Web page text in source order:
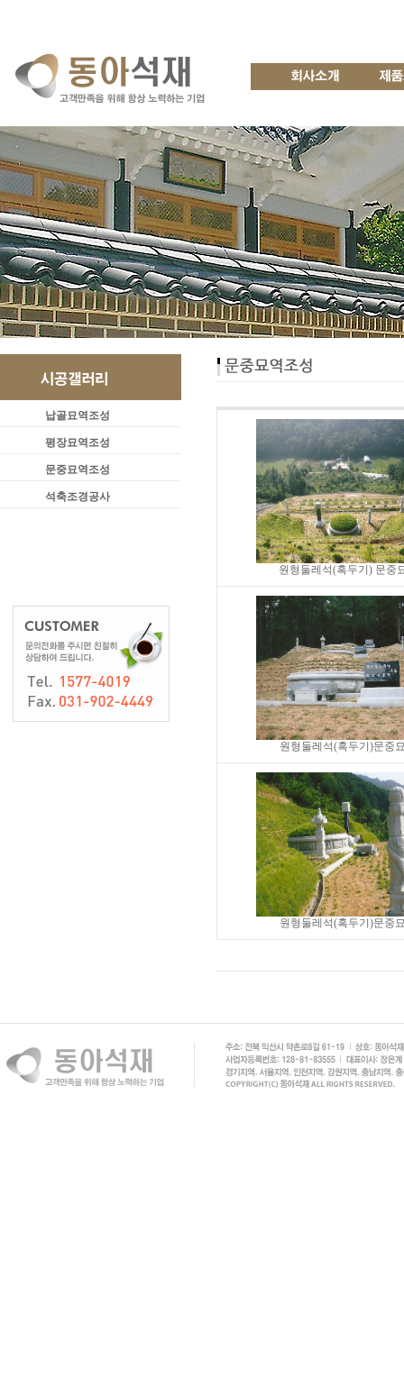
납골묘역조성
평장묘역조성
문중묘역조성
석축조경공사
원형둘레석(혹두기) 문중
원형둘레석(혹두기)문중
원형둘레석(혹두기)문중